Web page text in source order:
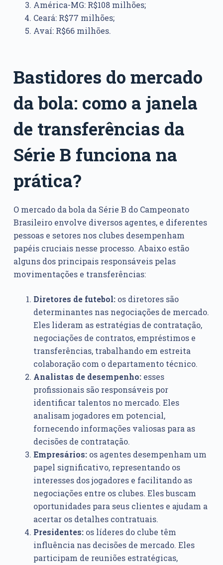
América-MG: R$108 milhões;
Ceará: R$77 milhões;
Avaí: R$66 milhões.
Bastidores do mercado
da bola: como a janela
de transferências da
Série B funciona na
prática?
O mercado da bola da Série B do Campeonato
Brasileiro envolve diversos agentes, e diferentes
pessoas e setores nos clubes desempenham
papéis cruciais nesse processo. Abaixo estão
alguns dos principais responsáveis pelas
movimentações e transferências:
Diretores de futebol:os diretores são
determinantes nas negociações de mercado.
Eles lideram as estratégias de contratação,
negociações de contratos, empréstimos e
transferências, trabalhando em estreita
colaboração com o departamento técnico.
Analistas de desempenho:esses
profissionais são responsáveis por
identificar talentos no mercado. Eles
analisam jogadores em potencial,
fornecendo informações valiosas para as
decisões de contratação.
Empresários:os agentes desempenham um
papel significativo, representando os
interesses dos jogadores e facilitando as
negociações entre os clubes. Eles buscam
oportunidades para seus clientes e ajudam a
acertar os detalhes contratuais.
Presidentes:os líderes do clube têm
influência nas decisões de mercado. Eles
participam de reuniões estratégicas,